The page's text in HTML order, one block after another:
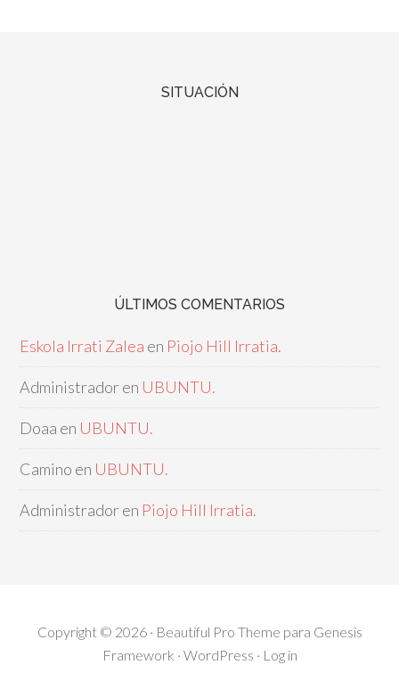
SITUACIÓN
ÚLTIMOS COMENTARIOS
Eskola Irrati Zalea en Piojo Hill Irratia.
Administradoren UBUNTU.
Doaa en UBUNTU.
Camino en UBUNTU.
Administradoren Piojo Hill Irratia.
Copyright © 2026 · Beautiful Pro Theme para Genesis
Framework · WordPress · Log in